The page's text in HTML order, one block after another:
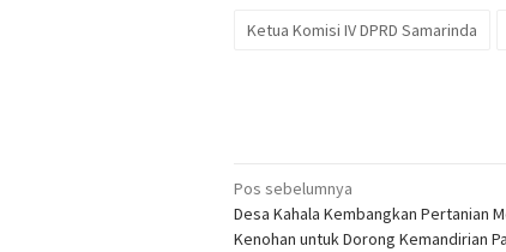
Ketua Komisi IV DPRD Samarinda
Navigasi
pos
Pos sebelumnya
Desa Kahala Kembangkan Pertanian
Kenohan untuk Dorong Kemandirian